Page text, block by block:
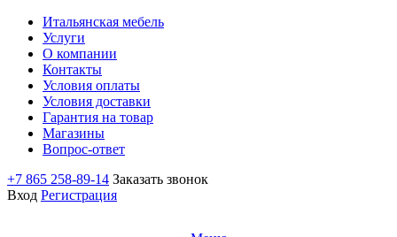
Итальянская мебель
Услуги
О компании
Контакты
Условия оплаты
Условия доставки
Гарантия на товар
Магазины
Вопрос-ответ
+7 865 258-89-14 Заказать звонок
Вход Регистрация